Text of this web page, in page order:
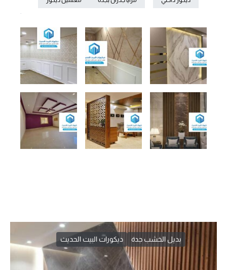
.
بديل الخشب جدة ديكورات البيت الحديث